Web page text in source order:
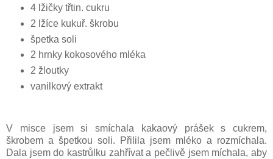
4 lžičky třtin. cukru
2 lžíce kukuř. škrobu
špetka soli
2 hrnky kokosového mléka
2 žloutky
vanilkový extrakt
V misce jsem si smíchala kakaový prášek s cukrem,
škrobem a špetkou soli. Přilila jsem mléko a rozmíchala.
Dala jsem do kastrůlku zahřívat a pečlivě jsem míchala, aby